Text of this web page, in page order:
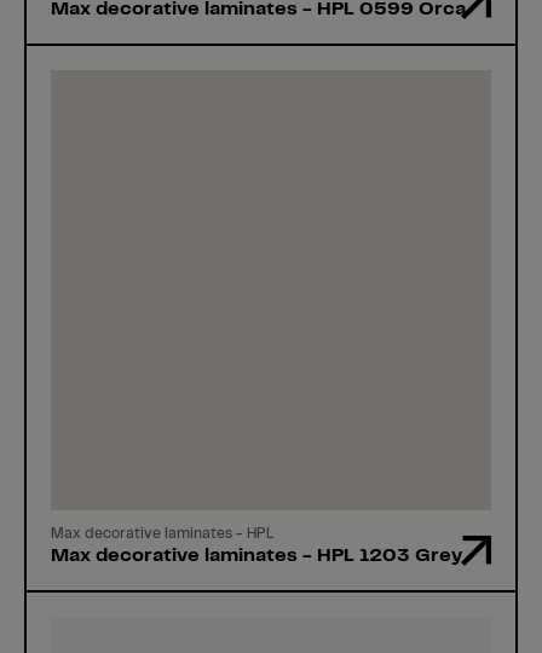
Max decorative laminates - HPL 0599 Orca
Max decorative laminates - HPL
Max decorative laminates - HPL 1203 Grey